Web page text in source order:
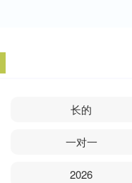
长的
一对一
2026